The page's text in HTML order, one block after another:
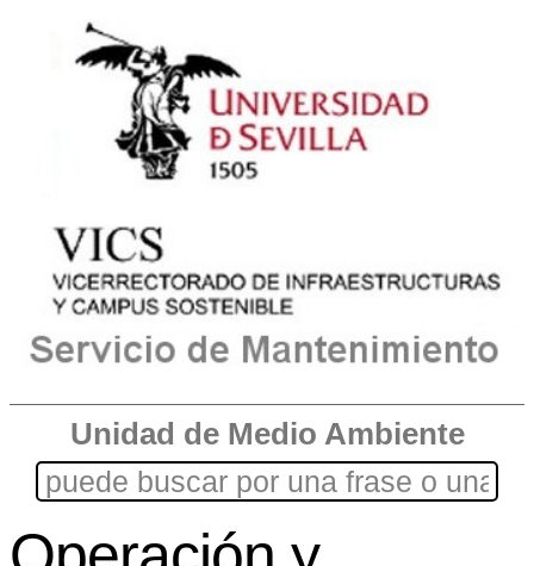
Unidad de Medio Ambiente